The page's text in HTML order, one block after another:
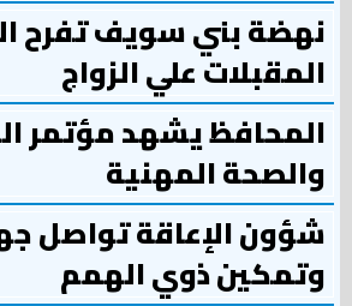
نهضة بني سويف تفرح
المقبلات علي الزواج
المحافظ يشهد مؤتمر
والصحة المهنية
شؤون الإعاقة تواصل
وتمكين ذوي الهمم